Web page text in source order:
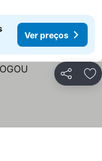
Ver preços
Partilhar